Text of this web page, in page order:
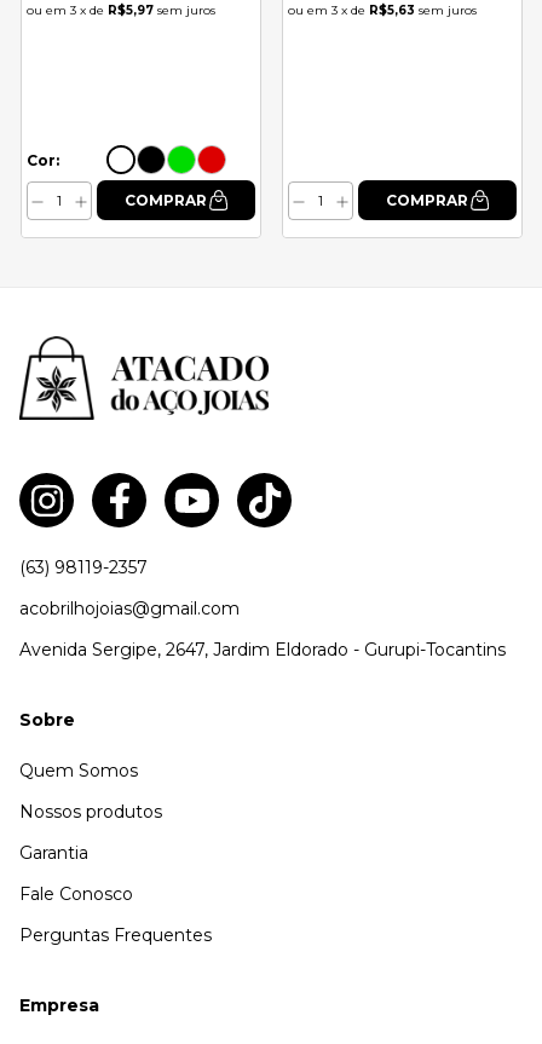
3 x de R$5,97 sem juros
Cor:
3 x de R$5,63 sem juros
(63) 98119-2357
acobrilhojoias@gmail.com
Avenida Sergipe, 2647, Jardim Eldorado - Gurupi-Tocantins
Sobre
Quem Somos
Nossos produtos
Garantia
Fale Conosco
Perguntas Frequentes
Empresa